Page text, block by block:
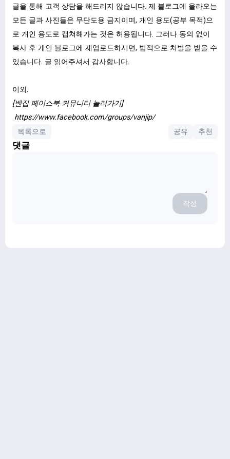
글을 통해 고객 상담을 해드리지 않습니다. 제 블로그에 올라오는
모든 글과 사진들은 무단도용 금지이며, 개인 용도(공부 목적)으
로 개인 용도로 캡쳐해가는 것은 허용됩니다. 그러나 동의 없이
복사 후 개인 블로그에 재업로드하시면, 법적으로 처벌을 받을 수
있습니다. 글 읽어주셔서 감사합니다.
이외.
[밴집 페이스북 커뮤니티 놀러가기]
https://www.facebook.com/groups/vanjip/
목록으로
공유 추천
댓글
작성